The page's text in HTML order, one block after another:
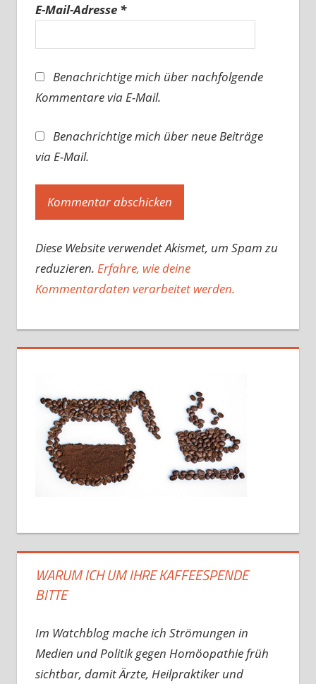
E-Mail-Adresse *
Benachrichtige mich über nachfolgende
Kommentare via E-Mail.
Benachrichtige mich über neue Beiträge
via E-Mail.
Diese Website verwendet Akismet, um Spam zu
reduzieren. Erfahre, wie deine
Kommentardaten verarbeitet werden.
WARUM ICH UM IHRE KAFFEESPENDE
BITTE
Im Watchblog mache ich Strömungen in
Medien und Politik gegen Homöopathie früh
sichtbar, damit Ärzte, Heilpraktiker und